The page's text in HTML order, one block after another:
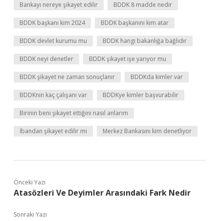
Bankayı nereye şikayet edilir BDDK 8 madde nedir
BDDK başkanı kim 2024 BDDK başkanını kim atar
BDDK devlet kurumu mu BDDK hangi bakanlığa bağlıdır
BDDK neyi denetler BDDK şikayet işe yarıyor mu
BDDK şikayet ne zaman sonuçlanır BDDKda kimler var
BDDKnin kaç çalışanı var BDDKye kimler başvurabilir
Birinin beni şikayet ettiğini nasıl anlarım
İbandan şikayet edilir mi Merkez Bankasını kim denetliyor
Önceki Yazı
Atasözleri Ve Deyimler Arasındaki Fark Nedir
Sonraki Yazı